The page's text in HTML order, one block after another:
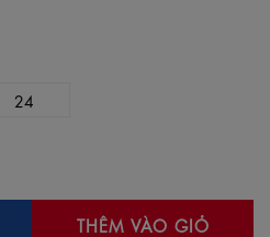
24
THÊM VÀO GIỎ